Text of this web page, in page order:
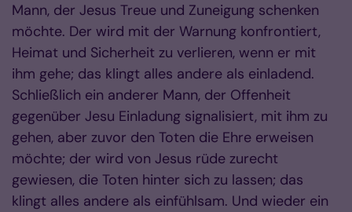
Mann, der Jesus Treue und Zuneigung schenken
möchte. Der wird mit der Warnung konfrontiert,
Heimat und Sicherheit zu verlieren, wenn er mit
ihm gehe; das klingt alles andere als einladend.
Schließlich ein anderer Mann, der Offenheit
gegenüber Jesu Einladung signalisiert, mit ihm zu
gehen, aber zuvor den Toten die Ehre erweisen
möchte; der wird von Jesus rüde zurecht
gewiesen, die Toten hinter sich zu lassen; das
klingt alles andere als einfühlsam. Und wieder ein